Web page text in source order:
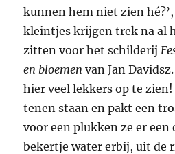
kunnen hem niet zien
kleintjes krijgen trek na al
zitten voor het schilderij
en bloemenvan Jan
hier veel lekkers op te
tenen staan en pakt een
voor een plukken ze er een
bekertje water erbij, uit de